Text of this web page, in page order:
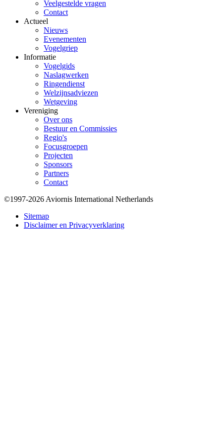
Veelgestelde vragen
Contact
Actueel
Nieuws
Evenementen
Vogelgriep
Informatie
Vogelgids
Naslagwerken
Ringendienst
Welzijnsadviezen
Wetgeving
Vereniging
Over ons
Bestuur en Commissies
Regio's
Focusgroepen
Projecten
Sponsors
Partners
Contact
Bottom
©1997-2026 Aviornis International Netherlands
Sitemap
Disclaimer en Privacyverklaring